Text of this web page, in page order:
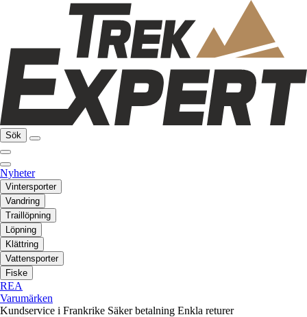
Sök
Nyheter
Vintersporter
Vandring
Traillöpning
Löpning
Klättring
Vattensporter
Fiske
REA
Varumärken
Kundservice i Frankrike Säker betalning Enkla returer